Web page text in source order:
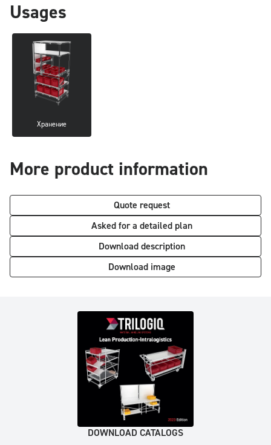
Usages
Хранение
More product information
Quote request
Asked for a detailed plan
Download description
Download image
DOWNLOAD CATALOGS